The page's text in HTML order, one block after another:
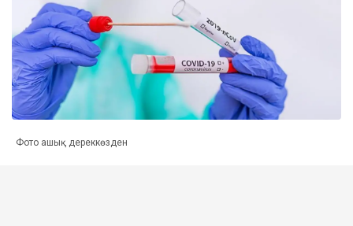
Фото ашық дереккөзден